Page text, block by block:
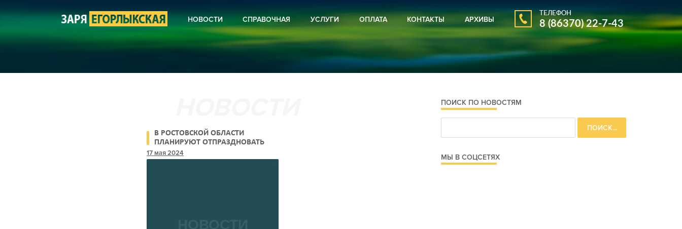
НОВОСТИ
КОРОНАВИРУС
НОВОСТИ РОССИИ
АНОНСЫ И ОБЪЯВЛЕНИЯ
ПОЭЗИЯ И ПРОЗА
СПРАВОЧНАЯ
УСЛУГИ
РЕКЛАМА
ОПЛАТА КОНТАКТЫ
АРХИВЫ
АРХИВ ГАЗЕТЫ
АРХИВ НОВОСТЕЙ
ТЕЛЕФОН
8 (86370) 22-7-43
В РОСТОВСКОЙ ОБЛАСТИ
ПЛАНИРУЮТ ОТПРАЗДНОВАТЬ
ДЕНЬ РЕКИ ДОН
17 мая 2024
ПОИСК ПО НОВОСТЯМ
МЫ В СОЦСЕТЯХ